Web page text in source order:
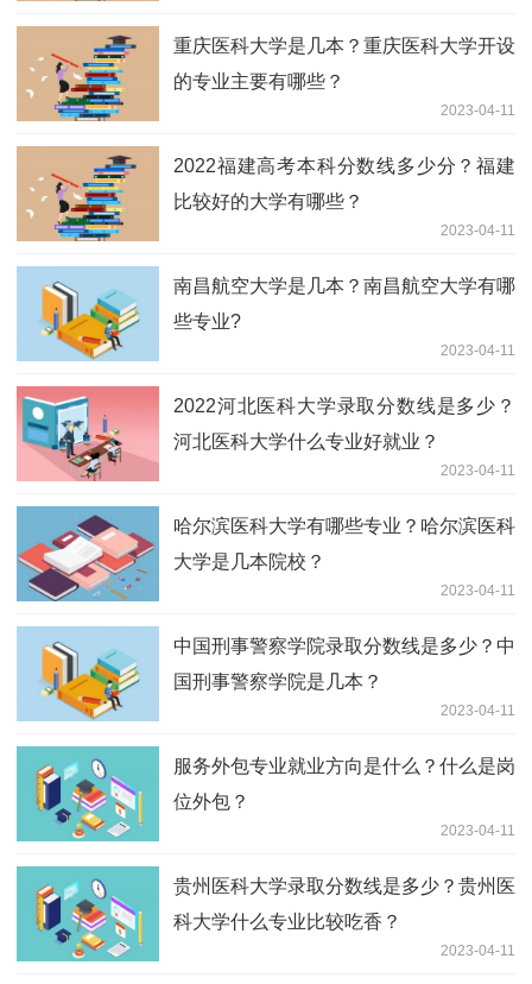
重庆医科大学是几本？重庆医科大学开设
的专业主要有哪些？
2023-04-11
2022福建高考本科分数线多少分？福建
比较好的大学有哪些？
2023-04-11
南昌航空大学是几本？南昌航空大学有哪
些专业?
2023-04-11
2022河北医科大学录取分数线是多少？
河北医科大学什么专业好就业？
2023-04-11
哈尔滨医科大学有哪些专业？哈尔滨医科
大学是几本院校？
2023-04-11
中国刑事警察学院录取分数线是多少？中
国刑事警察学院是几本？
2023-04-11
服务外包专业就业方向是什么？什么是岗
位外包？
2023-04-11
贵州医科大学录取分数线是多少？贵州医
科大学什么专业比较吃香？
2023-04-11